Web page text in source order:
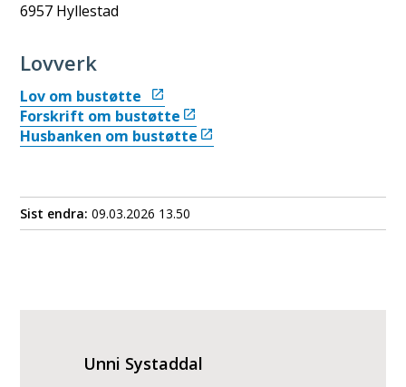
6957 Hyllestad
Lovverk
Lov om bustøtte
Forskrift om bustøtte
Husbanken om bustøtte
Sist endra 09.03.2026 13.50
Unni Systaddal